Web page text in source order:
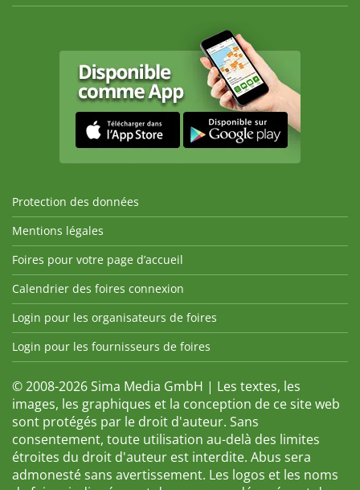
Protection des données
Mentions légales
Foires pour votre page d’accueil
Calendrier des foires connexion
Login pour les organisateurs de foires
Login pour les fournisseurs de foires
© 2008-2026 Sima Media GmbH | Les textes, les
images, les graphiques et la conception de ce site web
sont protégés par le droit d'auteur. Sans
consentement, toute utilisation au-delà des limites
étroites du droit d'auteur est interdite. Abus sera
admonesté sans avertissement. Les logos et les noms